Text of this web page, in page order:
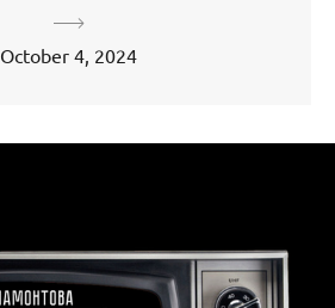
October 4, 2024